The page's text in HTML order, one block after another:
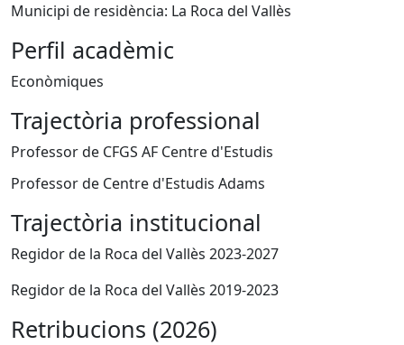
Municipi de residència: La Roca del Vallès
Perfil acadèmic
Econòmiques
Trajectòria professional
Professor de CFGS AF Centre d'Estudis
Professor de Centre d'Estudis Adams
Trajectòria institucional
Regidor de la Roca del Vallès 2023-2027
Regidor de la Roca del Vallès 2019-2023
Retribucions (2026)